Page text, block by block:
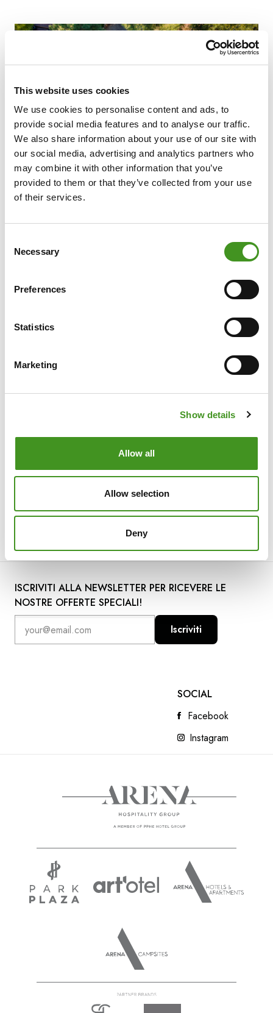
This website uses cookies
We use cookies to personalise content and ads, to
provide social media features and to analyse our traffic.
We also share information about your use of our site with
our social media, advertising and analytics partners who
may combine it with other information that you’ve
provided to them or that they’ve collected from your use
of their services.
Selection
Necessary
Preferences
Statistics
Marketing
Show details
Allow all
Allow selection
Deny
YOGA
ISCRIVITI ALLA NEWSLETTER PER RICEVERE LE
NOSTRE OFFERTE SPECIALI!
Iscriviti
SOCIAL
Facebook
Instagram